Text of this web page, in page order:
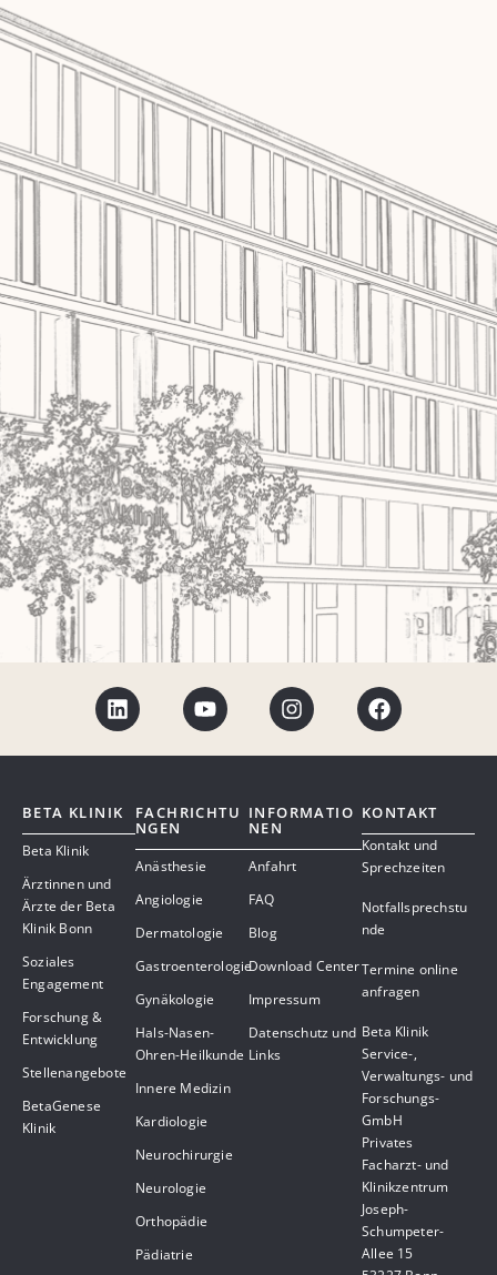
BETA KLINIK
Beta Klinik
Ärztinnen und
Ärzte der Beta
Klinik Bonn
Soziales
Engagement
Forschung &
Entwicklung
Stellenangebote
BetaGenese
Klinik
FACHRICHTU
NGEN
Anästhesie
Angiologie
Dermatologie
Gastroenterologie
Gynäkologie
Hals-Nasen-
Ohren-Heilkunde
Innere Medizin
Kardiologie
Neurochirurgie
Neurologie
Orthopädie
Pädiatrie
INFORMATIO
NEN
Anfahrt
FAQ
Blog
Download Center
Impressum
Datenschutz und
Links
KONTAKT
Kontakt und
Sprechzeiten
Notfallsprechstu
nde
Termine online
anfragen
Beta Klinik
Service-,
Verwaltungs- und
Forschungs-
GmbH
Privates
Facharzt- und
Klinikzentrum
Joseph-
Schumpeter-
Allee 15